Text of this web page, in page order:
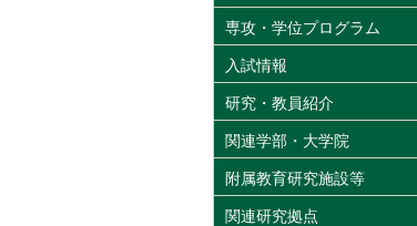
専攻・学位プログラム
入試情報
研究・教員紹介
関連学部・大学院
附属教育研究施設等
関連研究拠点